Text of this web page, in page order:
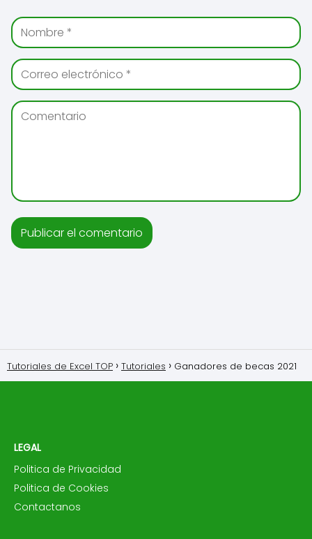
Tutoriales de Excel TOP Tutoriales Ganadores de becas 2021
LEGAL
Politica de Privacidad
Politica de Cookies
Contactanos